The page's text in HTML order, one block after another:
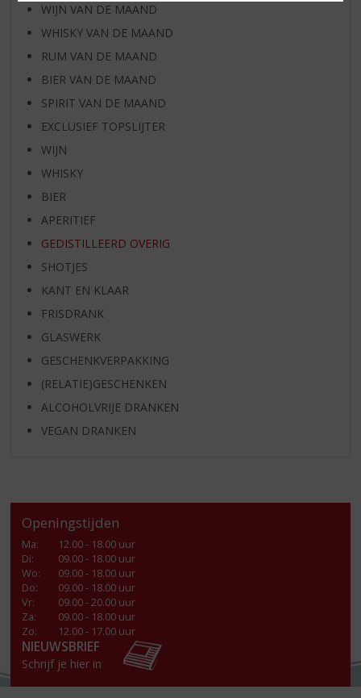
WIJN VAN DE MAAND
WHISKY VAN DE MAAND
RUM VAN DE MAAND
BIER VAN DE MAAND
SPIRIT VAN DE MAAND
EXCLUSIEF TOPSLIJTER
WIJN
WHISKY
BIER
APERITIEF
GEDISTILLEERD OVERIG
SHOTJES
KANT EN KLAAR
FRISDRANK
GLASWERK
GESCHENKVERPAKKING
(RELATIE)GESCHENKEN
ALCOHOLVRIJE DRANKEN
VEGAN DRANKEN
Openingstijden
Ma:
12.00 - 18.00 uur
Di:
09.00 - 18.00 uur
Wo:
09.00 - 18.00 uur
Do:
09.00 - 18.00 uur
Vr:
09.00 - 20.00 uur
Za:
09.00 - 18.00 uur
Zo:
12.00 - 17.00 uur
NIEUWSBRIEF
Schrijf je hier in